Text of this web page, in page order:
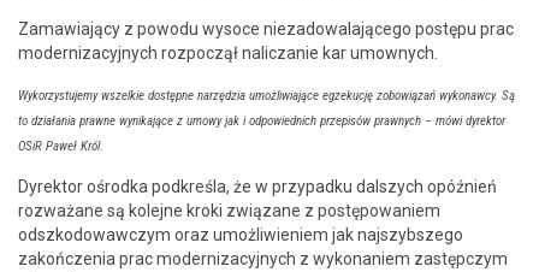
Zamaw­ia­ją­cy z powodu wysoce niezad­owala­jącego postępu prac
mod­ern­iza­cyjnych rozpoczął nal­iczanie kar umownych.
Wyko­rzys­tu­je­my wszelkie dostęp­ne narzędzia umożli­wia­jące egzekucję zobow­iązań wykon­aw­cy. Są
to dzi­ała­nia prawne wynika­jące z umowy jak i odpowied­nich przepisów prawnych – mówi dyrek­tor
OSiR Paweł Król.
Dyrek­tor ośrod­ka pod­kreśla, że w przy­pad­ku dal­szych opóźnień
rozważane są kole­jne kro­ki związane z postępowaniem
odszkodowaw­czym oraz umożli­wie­niem jak najszyb­szego
zakończenia prac mod­ern­iza­cyjnych z wyko­naniem zastępczym